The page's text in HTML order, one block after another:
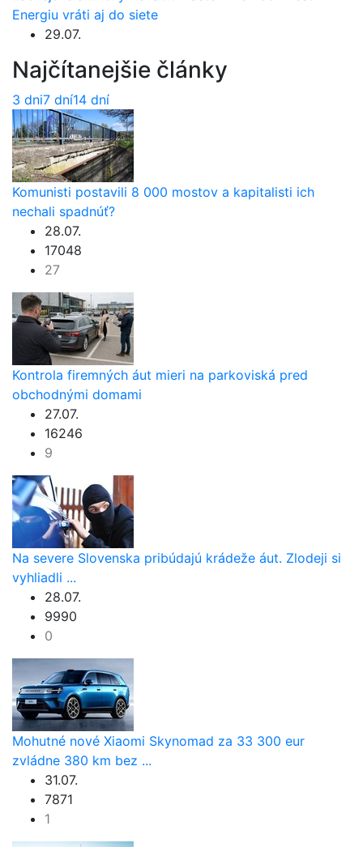
Energiu vráti aj do siete
29.07.
Najčítanejšie články
3 dni7 dní14 dní
Komunisti postavili 8 000 mostov a kapitalisti ich
nechali spadnúť?
28.07.
17048
27
Kontrola firemných áut mieri na parkoviská pred
obchodnými domami
27.07.
16246
9
Na severe Slovenska pribúdajú krádeže áut. Zlodeji si
vyhliadli ...
28.07.
9990
0
Mohutné nové Xiaomi Skynomad za 33 300 eur
zvládne 380 km bez ...
31.07.
7871
1